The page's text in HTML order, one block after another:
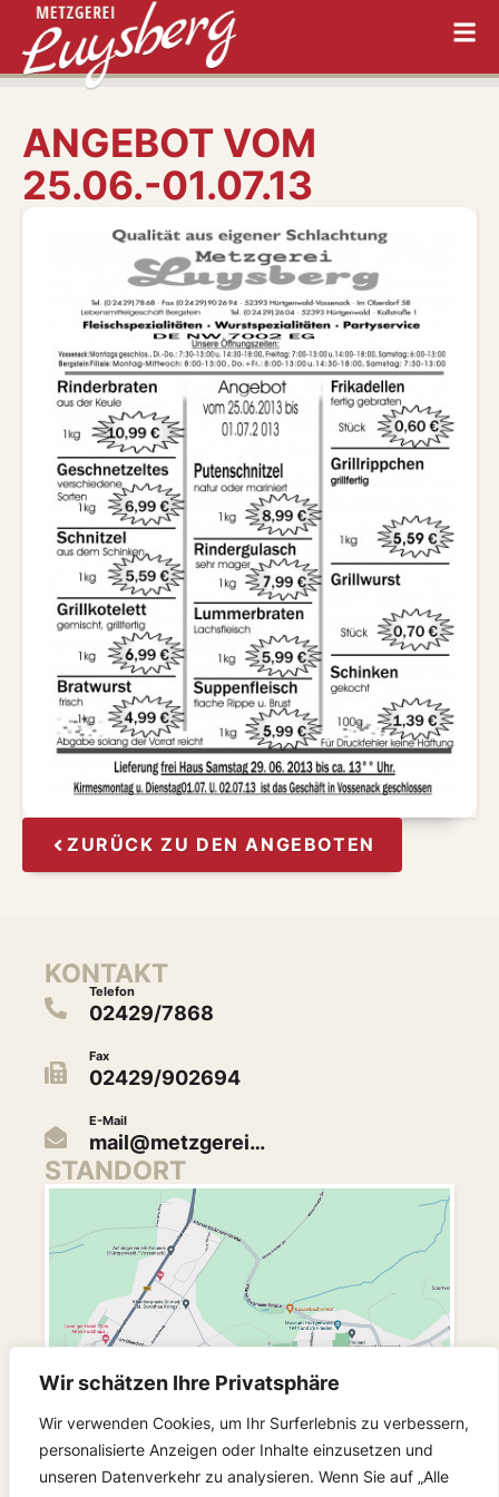
Wir schätzen Ihre Privatsphäre
Wir verwenden Cookies, um Ihr Surferlebnis zu verbessern,
personalisierte Anzeigen oder Inhalte einzusetzen und
unseren Datenverkehr zu analysieren. Wenn Sie auf „Alle
ANGEBOT VOM
25.06.-01.07.13
ZURÜCK ZU DEN ANGEBOTEN
KONTAKT
Telefon
02429/7868
Fax
02429/902694
E-Mail
mail@metzgerei…
STANDORT